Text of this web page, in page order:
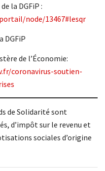
la DGFiP :
node/13467#lesqr
DGFiP
de l’Économie:
coronavirus-soutien-
de Solidarité sont
d’impôt sur le revenu et
sociales d’origine